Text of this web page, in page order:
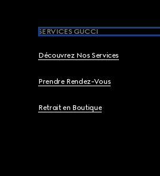
SERVICES GUCCI
Découvrez Nos Services
Prendre Rendez-Vous
Retrait en Boutique